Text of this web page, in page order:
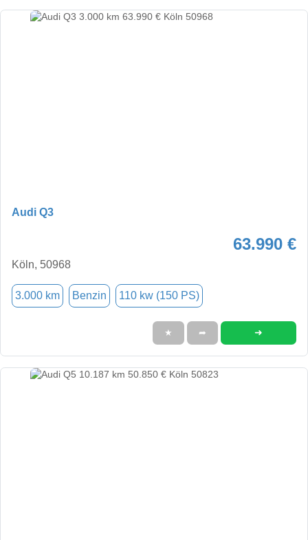
Audi Q3
63.990 €
Köln, 50968
3.000 km Benzin 110 kw (150 PS)
★ ➦ ➜